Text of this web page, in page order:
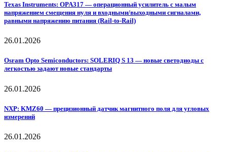
Texas Instruments: OPA317 — операционный усилитель с малым
напряжением смещения нуля и входными/выходными сигналами,
равными напряжению питания (Rail-to-Rail)
26.01.2026
Osram Opto Semiconductors: SOLERIQ S 13 — новые светодиоды с
легкостью задают новые стандарты
26.01.2026
NXP: KMZ60 — прецизионный датчик магнитного поля для угловых
измерений
26.01.2026